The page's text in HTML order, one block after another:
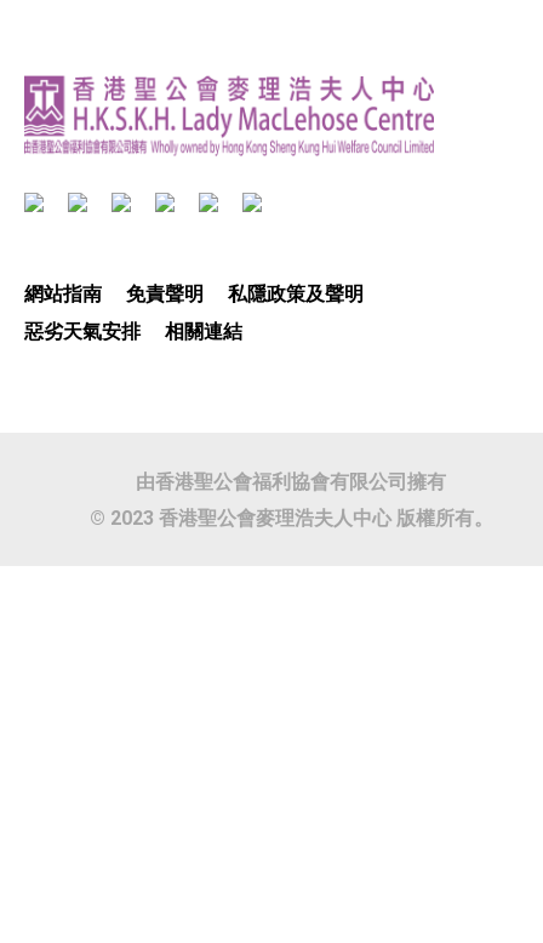
網站指南 免責聲明
私隱政策及聲明
惡劣天氣安排
相關連結
由香港聖公會福利協會有限公司擁有
© 2023 香港聖公會麥理浩夫人中心 版權所有。